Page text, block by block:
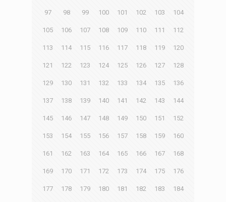
97 98 99 100 101 102 103 104
105 106 107 108 109 110 111 112
113 114 115 116 117 118 119 120
121 122 123 124 125 126 127 128
129 130 131 132 133 134 135 136
137 138 139 140 141 142 143 144
145 146 147 148 149 150 151 152
153 154 155 156 157 158 159 160
161 162 163 164 165 166 167 168
169 170 171 172 173 174 175 176
177 178 179 180 181 182 183 184